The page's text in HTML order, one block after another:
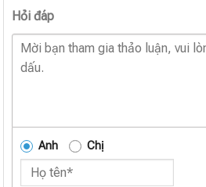
Hỏi đáp
Anh Chị